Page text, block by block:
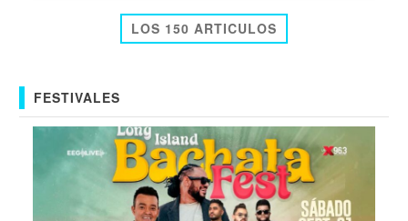
LOS 150 ARTICULOS
FESTIVALES